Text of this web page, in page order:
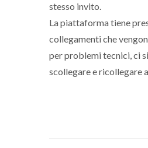
stesso invito.
La piattaforma tiene
collegamenti che
per problemi tecnici, ci
scollegare e ricollegare